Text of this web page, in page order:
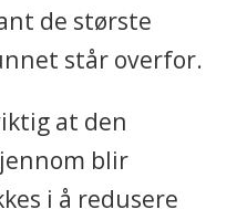
de største
står overfor.
at den
blir
i å redusere